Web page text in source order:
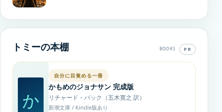
トミーの本棚 BOOKS PR
か
自分に目覚める一冊
かもめのジョナサン 完成版
リチャード・バック（五木寛之 訳）
新潮文庫 / Kindle版あり